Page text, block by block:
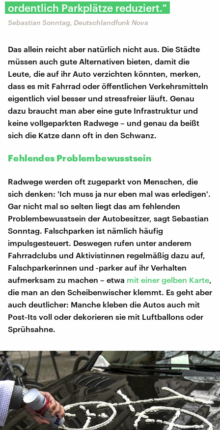
ordentlich Parkplätze reduziert."
Sebastian Sonntag, Deutschlandfunk Nova
Das allein reicht aber natürlich nicht aus. Die Städte
müssen auch gute Alternativen bieten, damit die
Leute, die auf ihr Auto verzichten könnten, merken,
dass es mit Fahrrad oder öffentlichen Verkehrsmitteln
eigentlich viel besser und stressfreier läuft. Genau
dazu braucht man aber eine gute Infrastruktur und
keine vollgeparkten Radwege – und genau da beißt
sich die Katze dann oft in den Schwanz.
Fehlendes Problembewusstsein
Radwege werden oft zugeparkt von Menschen, die
sich denken: 'Ich muss ja nur eben mal was erledigen'.
Gar nicht mal so selten liegt das am fehlenden
Problembewusstsein der Autobesitzer, sagt Sebastian
Sonntag. Falschparken ist nämlich häufig
impulsgesteuert. Deswegen rufen unter anderem
Fahrradclubs und Aktivistinnen regelmäßig dazu auf,
Falschparkerinnen und -parker auf ihr Verhalten
aufmerksam zu machen – etwa mit einer gelben Karte
die man an den Scheibenwischer klemmt. Es geht aber
auch deutlicher: Manche kleben die Autos auch mit
Post-Its voll oder dekorieren sie mit Luftballons oder
Sprühsahne.